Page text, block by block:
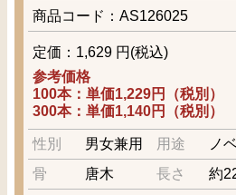
商品コード：AS126025
定価：1,629 円(税込)
参考価格
100本：単価1,229円（税別）
300本：単価1,140円（税別）
性別 男女兼用 用途
ノ
骨
唐木 長さ
約